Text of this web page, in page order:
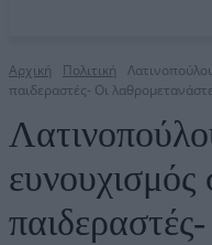
Αρχική Πολιτική
παιδεραστές- Οι
ευνουχισμός